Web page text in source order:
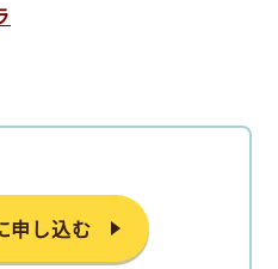
申し込む